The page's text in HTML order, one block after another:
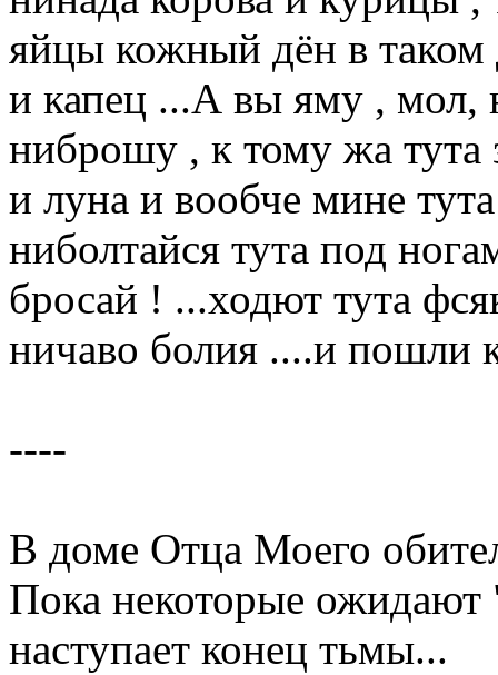
яйцы кожный дён в
и капец ...А вы яму , мол,
ниброшу , к тому жа тута
и луна и вообче мине
ниболтайся тута под
бросай ! ...ходют тута
ничаво болия ....и пошли
----
В доме Отца Моего
Пока некоторые ожидают
наступает конец тьмы...